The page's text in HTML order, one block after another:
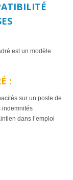
est un modèle
:
sur un poste de
indemnités
dans l’emploi